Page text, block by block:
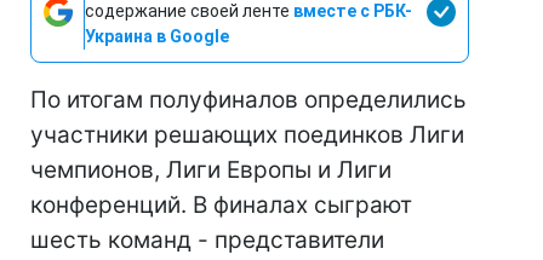
содержание своей ленте вместе с РБК-
Украина в Google
По итогам полуфиналов определились
участники решающих поединков Лиги
чемпионов, Лиги Европы и Лиги
конференций. В финалах сыграют
шесть команд - представители